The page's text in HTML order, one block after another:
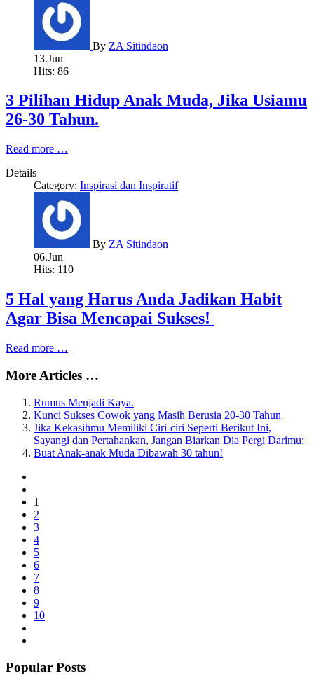
By ZA Sitindaon
13.Jun
Hits: 86
3 Pilihan Hidup Anak Muda, Jika Usiamu
26-30 Tahun.
Read more …
Details
Category: Inspirasi dan Inspiratif
By ZA Sitindaon
06.Jun
Hits: 110
5 Hal yang Harus Anda Jadikan Habit
Agar Bisa Mencapai Sukses!
Read more …
More Articles …
Rumus Menjadi Kaya.
Kunci Sukses Cowok yang Masih Berusia 20-30 Tahun
Jika Kekasihmu Memiliki Ciri-ciri Seperti Berikut Ini,
Sayangi dan Pertahankan, Jangan Biarkan Dia Pergi Darimu:
Buat Anak-anak Muda Dibawah 30 tahun!
1
2
3
4
5
6
7
8
9
10
Popular Posts